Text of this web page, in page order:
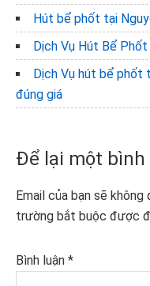
Hút bể phốt tại
Dịch Vụ Hút Bể
Dịch Vụ hút bể phốt
đúng giá
Reader
Interactions
Để lại một bình
Email của bạn sẽ
trường bắt buộc được
Bình luận *